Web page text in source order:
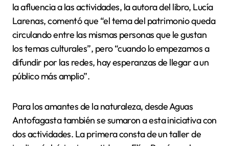
la afluencia a las actividades, la autora del libro, Lucía
Larenas, comentó que “el tema del patrimonio queda
circulando entre las mismas personas que le gustan
los temas culturales”, pero “cuando lo empezamos a
difundir por las redes, hay esperanzas de llegar a un
público más amplio”.
Para los amantes de la naturaleza, desde Aguas
Antofagasta también se sumaron a esta iniciativa con
dos actividades. La primera consta de un taller de